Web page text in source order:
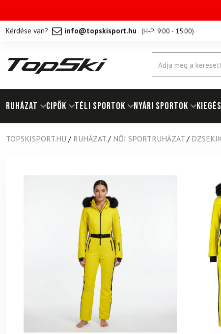
Kérdése van? info@topskisport.hu (H-P: 9:00 - 15:00)
Products
search
RUHÁZAT Cipők TÉLI SPORTOK NYÁRI SPORTOK
TOPSKISPORT.HU / RUHÁZAT / NŐI SPORTRUHÁZAT /